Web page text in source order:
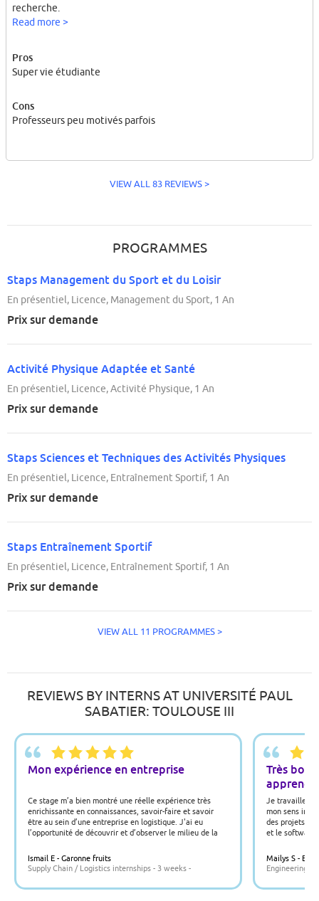
recherche.
Read more >
Pros
Super vie étudiante
Cons
Professeurs peu motivés parfois
VIEW ALL 83 REVIEWS >
PROGRAMMES
Staps Management du Sport et du Loisir
En présentiel, Licence, Management du Sport, 1 An
Prix sur demande
Activité Physique Adaptée et Santé
En présentiel, Licence, Activité Physique, 1 An
Prix sur demande
Staps Sciences et Techniques des Activités Physiques
En présentiel, Licence, Entraînement Sportif, 1 An
Prix sur demande
Staps Entraînement Sportif
En présentiel, Licence, Entraînement Sportif, 1 An
Prix sur demande
VIEW ALL 11 PROGRAMMES >
REVIEWS BY INTERNS AT UNIVERSITÉ PAUL
SABATIER: TOULOUSE III
Mon expérience en entreprise
Ce stage m’a bien montré une réelle expérience très
enrichissante en connaissances, savoir-faire et savoir
être au sein d’une entreprise en logistique. J'ai eu
l’opportunité de découvrir et d’observer le milieu de la
services comme le service transport, le service
préparation, le service réception.
Ismail E - Garonne fruits
Supply Chain / Logistics internships - 3 weeks -
Très
Je travaille
mon sens
des projets
et le software,
configuration
l'ingénierie
Mailys S - ECA
Engineering